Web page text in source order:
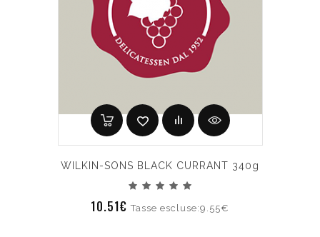
WILKIN-SONS BLACK CURRANT 340g
10.51€Tasse escluse:9.55€